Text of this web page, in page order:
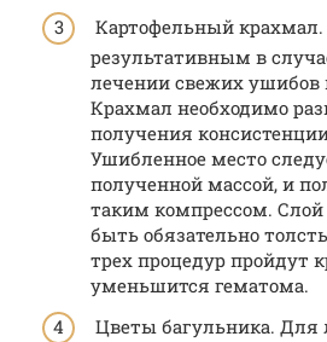
Картофельный крахмал.
результативным в
лечении свежих ушибов
Крахмал необходимо
получения
Ушибленное место
полученной массой, и
таким компрессом.
быть обязательно
трех процедур пройдут
уменьшится гематома.
Цветы багульника. Для